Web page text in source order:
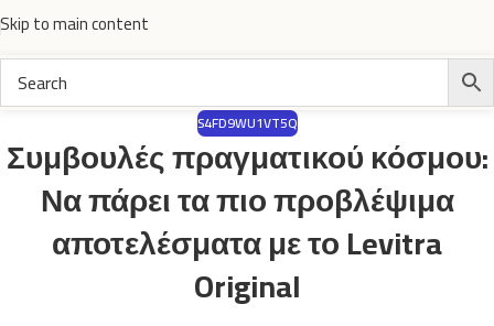
Skip to main content
S4FD9WU1VT5Q
Συμβουλές πραγματικού κόσμου:
Να πάρει τα πιο προβλέψιμα
αποτελέσματα με το Levitra
Original